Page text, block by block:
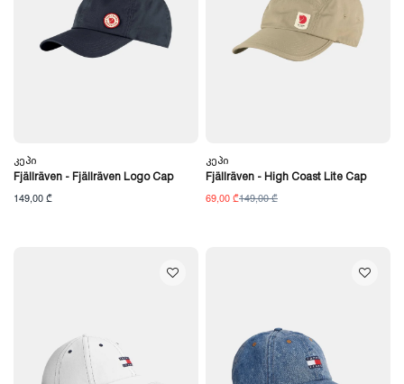
Კეპი
Fjällräven - Fjällräven Logo Cap
149,00 ₾
Კეპი
Fjällräven - High Coast Lite Cap
69,00 ₾149,00 ₾